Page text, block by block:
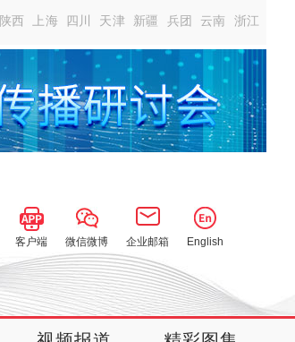
陕西 上海 四川 天津 新疆 兵团 云南 浙江
客户端 微信微博 企业邮箱 English